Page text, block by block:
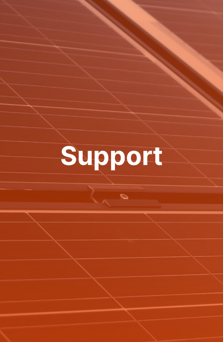
Support